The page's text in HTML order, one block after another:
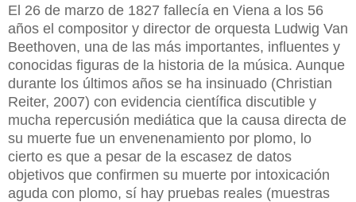
El 26 de marzo de 1827 fallecía en Viena a los 56
años el compositor y director de orquesta Ludwig Van
Beethoven, una de las más importantes, influentes y
conocidas figuras de la historia de la música. Aunque
durante los últimos años se ha insinuado (Christian
Reiter, 2007) con evidencia científica discutible y
mucha repercusión mediática que la causa directa de
su muerte fue un envenenamiento por plomo, lo
cierto es que a pesar de la escasez de datos
objetivos que confirmen su muerte por intoxicación
aguda con plomo, sí hay pruebas reales (muestras